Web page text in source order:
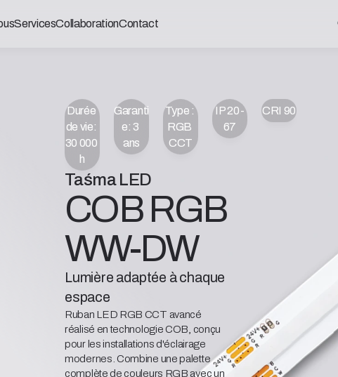
Durée
de vie:
30 000
h
Garanti
e: 3
ans
Type :
RGB
CCT
IP 20-
67
CRI 90
Taśma LED
COB RGB
WW-DW
Lumière adaptée à chaque
espace
Ruban LED RGB CCT avancé
réalisé en technologie COB, conçu
pour les installations d'éclairage
modernes. Combine une palette
complète de couleurs RGB avec un
ServicesCollaborationContact